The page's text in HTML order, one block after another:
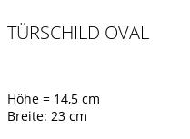
TÜRSCHILD OVAL
Höhe = 14,5 cm
Breite: 23 cm